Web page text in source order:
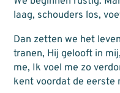
laag, schouders los,
Dan zetten we het
tranen, Hij gelooft in
me, Ik voel me zo
kent voordat de eerste